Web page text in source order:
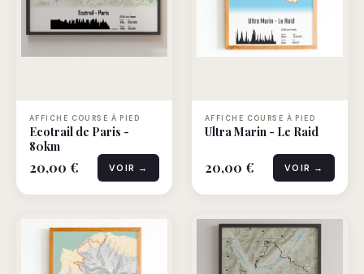
AFFICHE COURSE À PIED
Ecotrail de Paris -
80km
20,00 € VOIR →
AFFICHE COURSE À PIED
Ultra Marin - Le Raid
20,00 € VOIR →